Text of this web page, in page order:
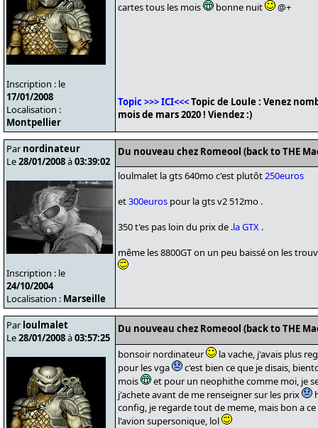
Inscription : le
17/01/2008
Localisation :
Montpellier
cartes tous les mois bonne nuit @+
Topic >>> ICI<<<Topic de Loule : Venez
mois de mars 2020 ! Viendez :)
Par nordinateur
Le28/01/2008à03:39:02
Inscription : le
24/10/2004
Localisation : Marseille
Du nouveau chez Romeool (back to THE
loulmalet la gts 640mo c'est plutôt250euros
et300euros pour la gts v2 512mo .
350 t'es pas loin du prix de .la GTX .
même les 8800GT on un peu baissé on les
Par loulmalet
Le28/01/2008à03:57:25
Du nouveau chez Romeool (back to THE
bonsoir nordinateur
la vache, j'avais plus
pour les vga
c'est bien ce que je disais,
mois
et pour un neophithe comme moi, je
j'achete avant de me renseigner sur les prix
config, je regarde tout de meme, mais bon a ce
l'avion supersonique, lol